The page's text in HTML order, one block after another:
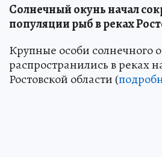
Солнечный окунь начал
популяции рыб в реках
Крупные особи солнечного
распространились в реках
Ростовской области (